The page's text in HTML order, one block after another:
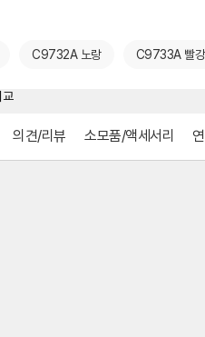
C9732A 노랑 C9733A 빨강
의견/리뷰 소모품/액세서리